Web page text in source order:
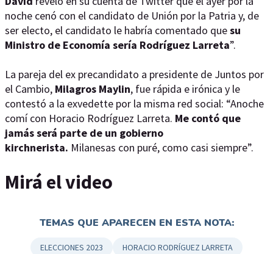
noche cenó con el candidato de Unión por la Patria y, de
ser electo, el candidato le habría comentado quesu
Ministro de Economía sería Rodríguez Larreta”.
La pareja del ex precandidato a presidente de Juntos por
el Cambio, Milagros Maylin, fue rápida e irónica y le
contestó a la exvedette por la misma red social: “Anoche
comí con Horacio Rodríguez Larreta. Me contó que
jamás será parte de un gobierno
kirchnerista. Milanesas con puré, como casi siempre”.
Mirá el video
TEMAS QUE APARECEN EN ESTA NOTA:
ELECCIONES 2023 HORACIO RODRÍGUEZ LARRETA